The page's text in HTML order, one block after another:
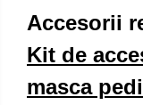
Accesorii
Kit de
masca